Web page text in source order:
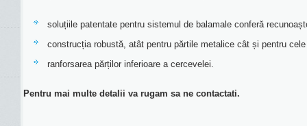
soluțiile patentate pentru sistemul de balamale conferă
construcția robustă, atât pentru părtile metalice cât și pentru
ranforsarea părților inferioare a cercevelei.
Pentru mai multe detalii va rugam sa ne contactati.